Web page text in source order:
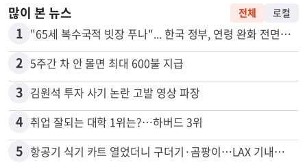
많이 본 뉴스
1
2 5주간 차 안 몰면 최대 600불 지급
3 김원석 투자 사기 논란 고발 영상 파장
4 취업 잘되는 대학 1위는?…하버드 3위